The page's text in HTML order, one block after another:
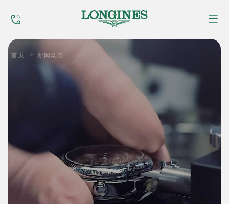
售后服务
全球维修
服务网点
首页 > 新闻动态